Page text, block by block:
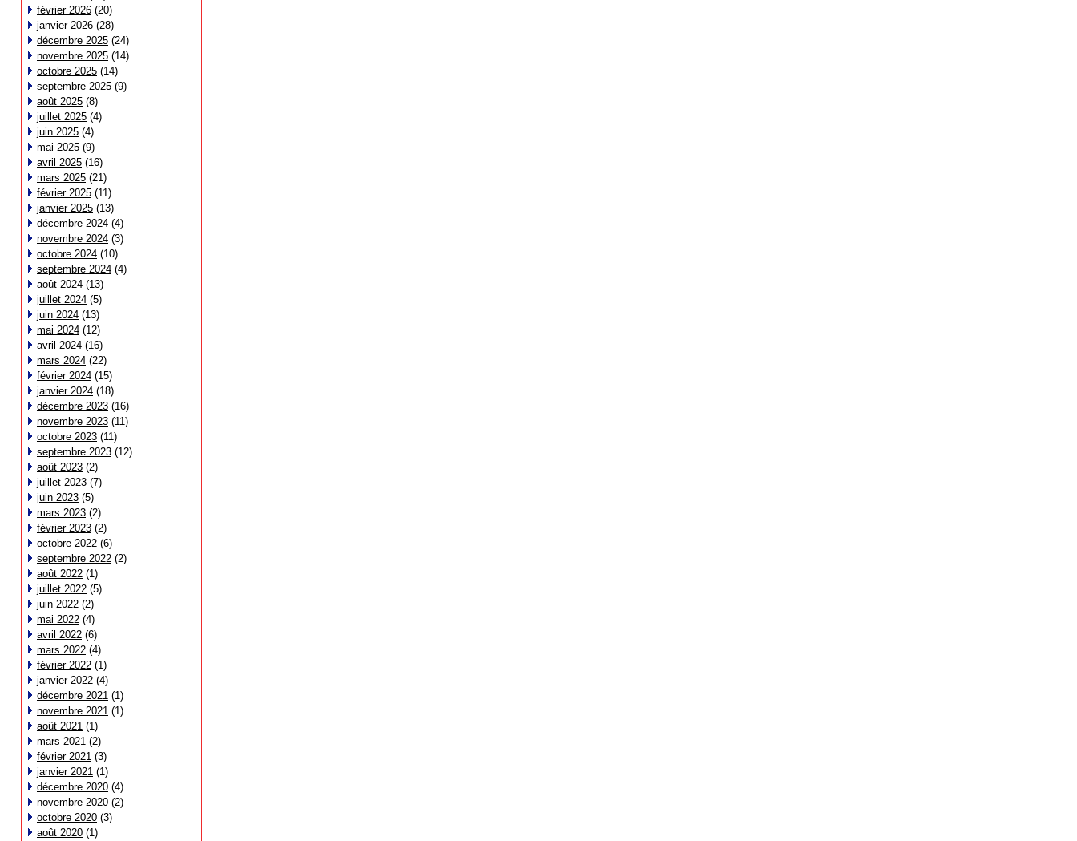
février 2026 (20)
janvier 2026 (28)
décembre 2025 (24)
novembre 2025 (14)
octobre 2025 (14)
septembre 2025 (9)
août 2025 (8)
juillet 2025 (4)
juin 2025 (4)
mai 2025 (9)
avril 2025 (16)
mars 2025 (21)
février 2025 (11)
janvier 2025 (13)
décembre 2024 (4)
novembre 2024 (3)
octobre 2024 (10)
septembre 2024 (4)
août 2024 (13)
juillet 2024 (5)
juin 2024 (13)
mai 2024 (12)
avril 2024 (16)
mars 2024 (22)
février 2024 (15)
janvier 2024 (18)
décembre 2023 (16)
novembre 2023 (11)
octobre 2023 (11)
septembre 2023 (12)
août 2023 (2)
juillet 2023 (7)
juin 2023 (5)
mars 2023 (2)
février 2023 (2)
octobre 2022 (6)
septembre 2022 (2)
août 2022 (1)
juillet 2022 (5)
juin 2022 (2)
mai 2022 (4)
avril 2022 (6)
mars 2022 (4)
février 2022 (1)
janvier 2022 (4)
décembre 2021 (1)
novembre 2021 (1)
août 2021 (1)
mars 2021 (2)
février 2021 (3)
janvier 2021 (1)
décembre 2020 (4)
novembre 2020 (2)
octobre 2020 (3)
août 2020 (1)